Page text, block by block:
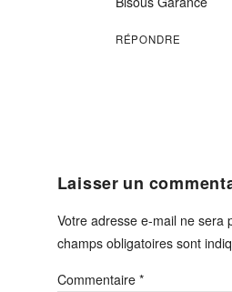
RÉPONDRE
Laisser un
Votre adresse e-mail ne sera
champs obligatoires sont
Commentaire *